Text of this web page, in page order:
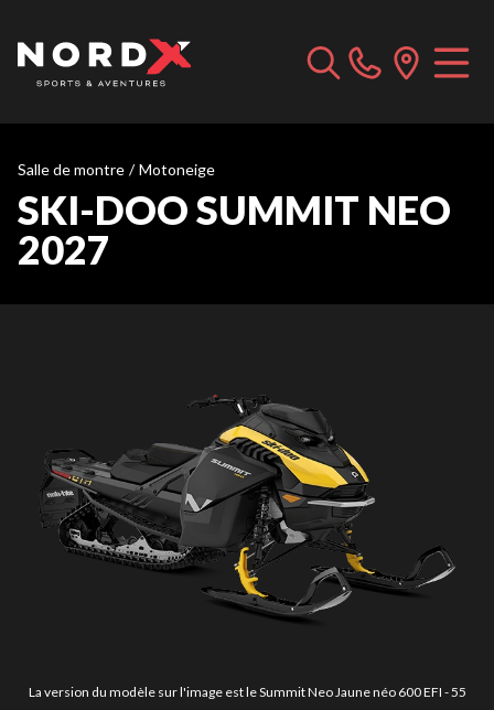
Salle de montre / Motoneige
SKI-DOO SUMMIT NEO
2027
La version du modèle sur l'image est le Summit Neo Jaune néo 600 EFI - 55